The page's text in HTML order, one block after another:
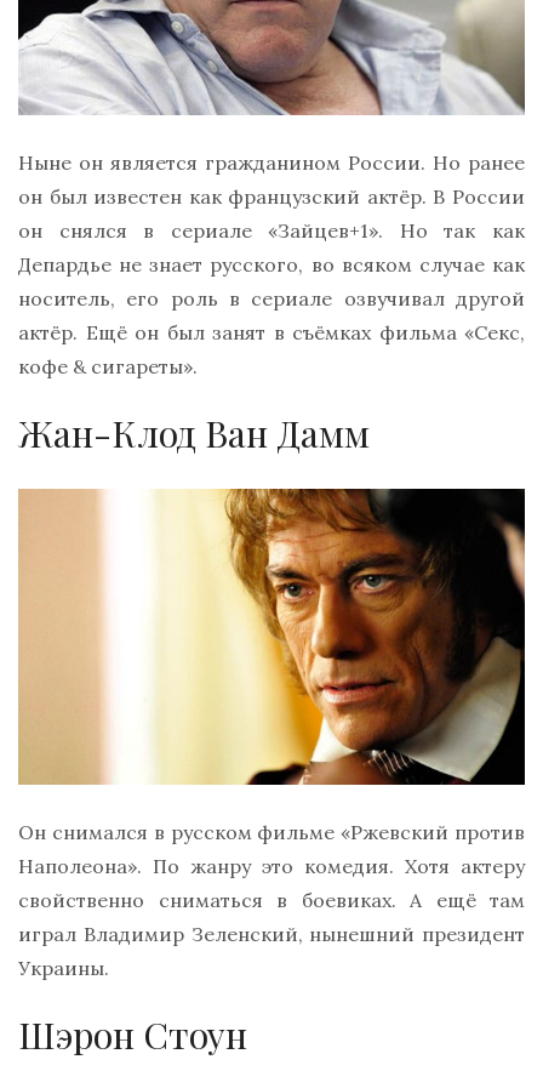
Ныне он является гражданином России. Но ранее
он был известен как французский актёр. В России
он снялся в сериале «Зайцев+1». Но так как
Депардье не знает русского, во всяком случае как
носитель, его роль в сериале озвучивал другой
актёр. Ещё он был занят в съёмках фильма «Секс,
кофе & сигареты».
Жан-Клод Ван Дамм
Он снимался в русском фильме «Ржевский против
Наполеона». По жанру это комедия. Хотя актеру
свойственно сниматься в боевиках. А ещё там
играл Владимир Зеленский, нынешний президент
Украины.
Шэрон Стоун